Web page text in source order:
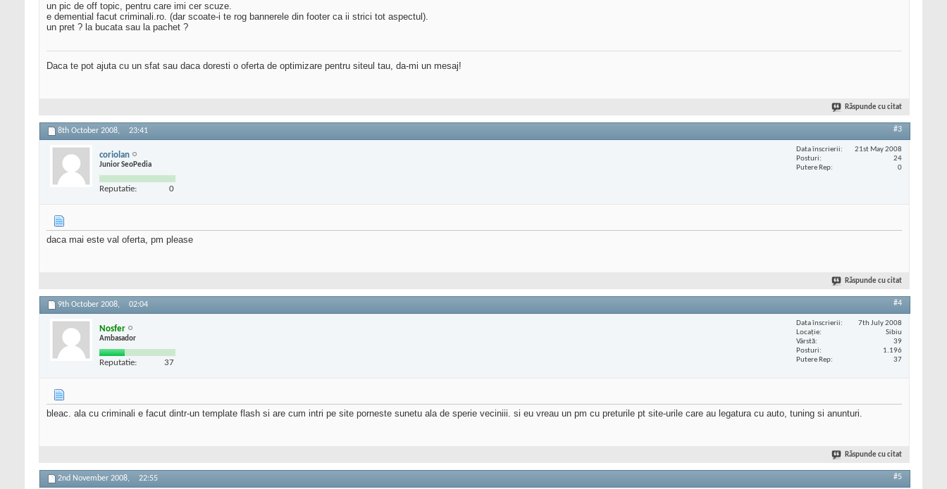
un pic de off topic, pentru care imi cer scuze.
e demential facut criminali.ro. (dar scoate-i te rog bannerele din footer ca ii strici tot aspectul).
un pret ? la bucata sau la pachet ?
Daca te pot ajuta cu un sfat sau daca doresti o oferta de optimizare pentru siteul tau, da-mi un mesaj!
Răspunde cu citat
8th October 2008, 23:41 #3
coriolan
Junior SeoPedia
Reputatie: 0
Data înscrierii
21st May 2008
Posturi
24
Putere Rep
0
daca mai este val oferta, pm please
Răspunde cu citat
9th October 2008, 02:04 #4
Nosfer
Ambasador
Reputatie: 37
Data înscrierii
7th July 2008
Locaţie
Sibiu
Vârstă
39
Posturi
1.196
Putere Rep
37
bleac. ala cu criminali e facut dintr-un template flash si are cum intri pe site porneste sunetu ala de sperie veciniii. si eu vreau un pm cu preturile pt site-urile care au legatura cu auto, tuning si anunturi.
Răspunde cu citat
2nd November 2008, 22:55 #5